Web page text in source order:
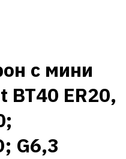
c мини
BT40 ER20,
G6,3